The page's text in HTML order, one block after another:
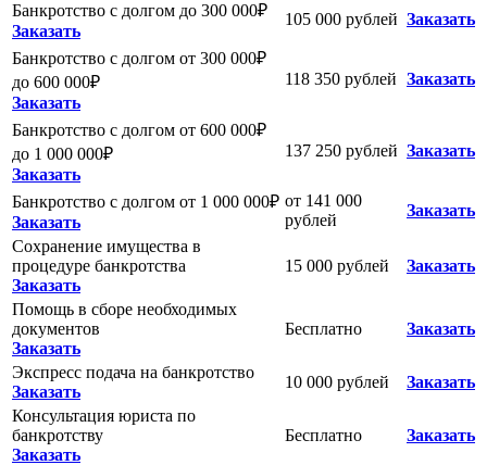
Банкротство с долгом до 300 000₽
Заказать
105 000 рублей Заказать
Банкротство с долгом от 300 000₽
до 600 000₽
Заказать
118 350 рублей Заказать
Банкротство с долгом от 600 000₽
до 1 000 000₽
Заказать
137 250 рублей Заказать
Банкротство с долгом от 1 000 000₽
Заказать
от 141 000
рублей
Заказать
Сохранение имущества в
процедуре банкротства
Заказать
15 000 рублей Заказать
Помощь в сборе необходимых
документов
Заказать
Бесплатно Заказать
Экспресс подача на банкротство
Заказать
10 000 рублей
Заказать
Консультация юриста по
банкротству
Заказать
Бесплатно Заказать